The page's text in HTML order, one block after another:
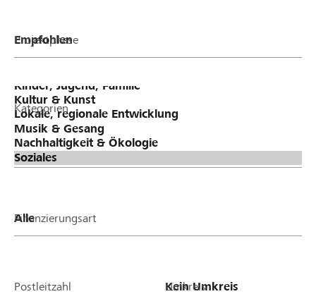
Projektphase
Kategorien
Finanzierungsart
Postleitzahl Umkreis